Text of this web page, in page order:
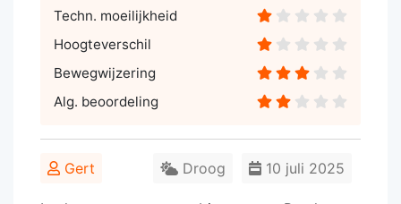
Techn. moeilijkheid
Hoogteverschil
Bewegwijzering
Alg. beoordeling
Gert 10 juli 2025
Droog